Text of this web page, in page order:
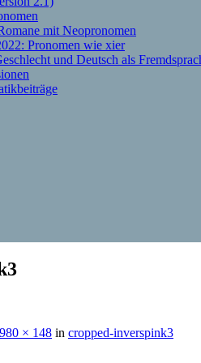
mit Neopronomen
Pronomen wie xier
und Deutsch als
980 × 148 in cropped-inverspink3